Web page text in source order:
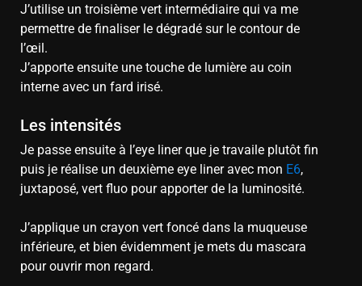
J’utilise un troisième vert intermédiaire qui va me
permettre de finaliser le dégradé sur le contour de
l’œil.
J’apporte ensuite une touche de lumière au coin
interne avec un fard irisé.
Les intensités
Je passe ensuite à l’eye liner que je travaile plutôt fin
puis je réalise un deuxième eye liner avec mon E6,
juxtaposé, vert fluo pour apporter de la luminosité.
J’applique un crayon vert foncé dans la muqueuse
inférieure, et bien évidemment je mets du mascara
pour ouvrir mon regard.